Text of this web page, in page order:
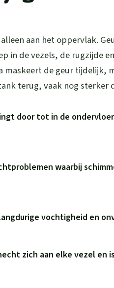
aan het oppervlak.
in de vezels, de rugzijde
maskeert de geur tijdelijk,
terug, vaak nog sterker
door tot in de
waarbij
vochtigheid en
zich aan elke vezel